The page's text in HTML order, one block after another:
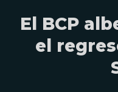
El BCP
el